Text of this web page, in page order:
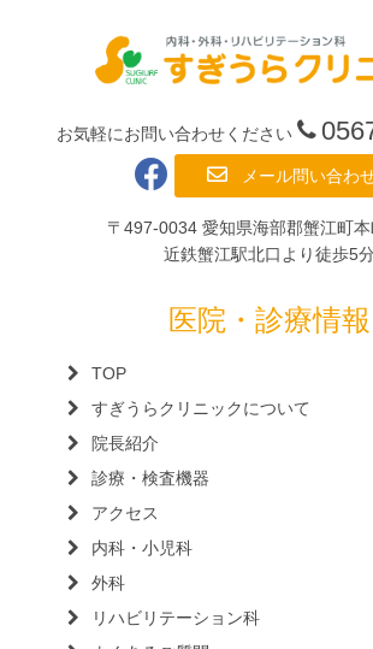
お気軽にお問い合わせください
メール問い合わ
〒497-0034 愛知県海部郡蟹江町
近鉄蟹江駅北口より徒歩5
医院・診療情報
TOP
すぎうらクリニックについて
院長紹介
診療・検査機器
アクセス
内科・小児科
外科
リハビリテーション科